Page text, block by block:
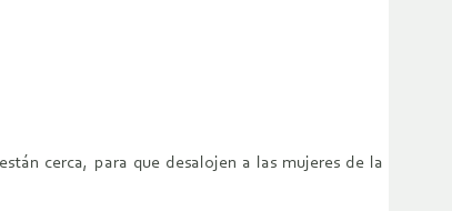
cerca, para que desalojen a las mujeres de la